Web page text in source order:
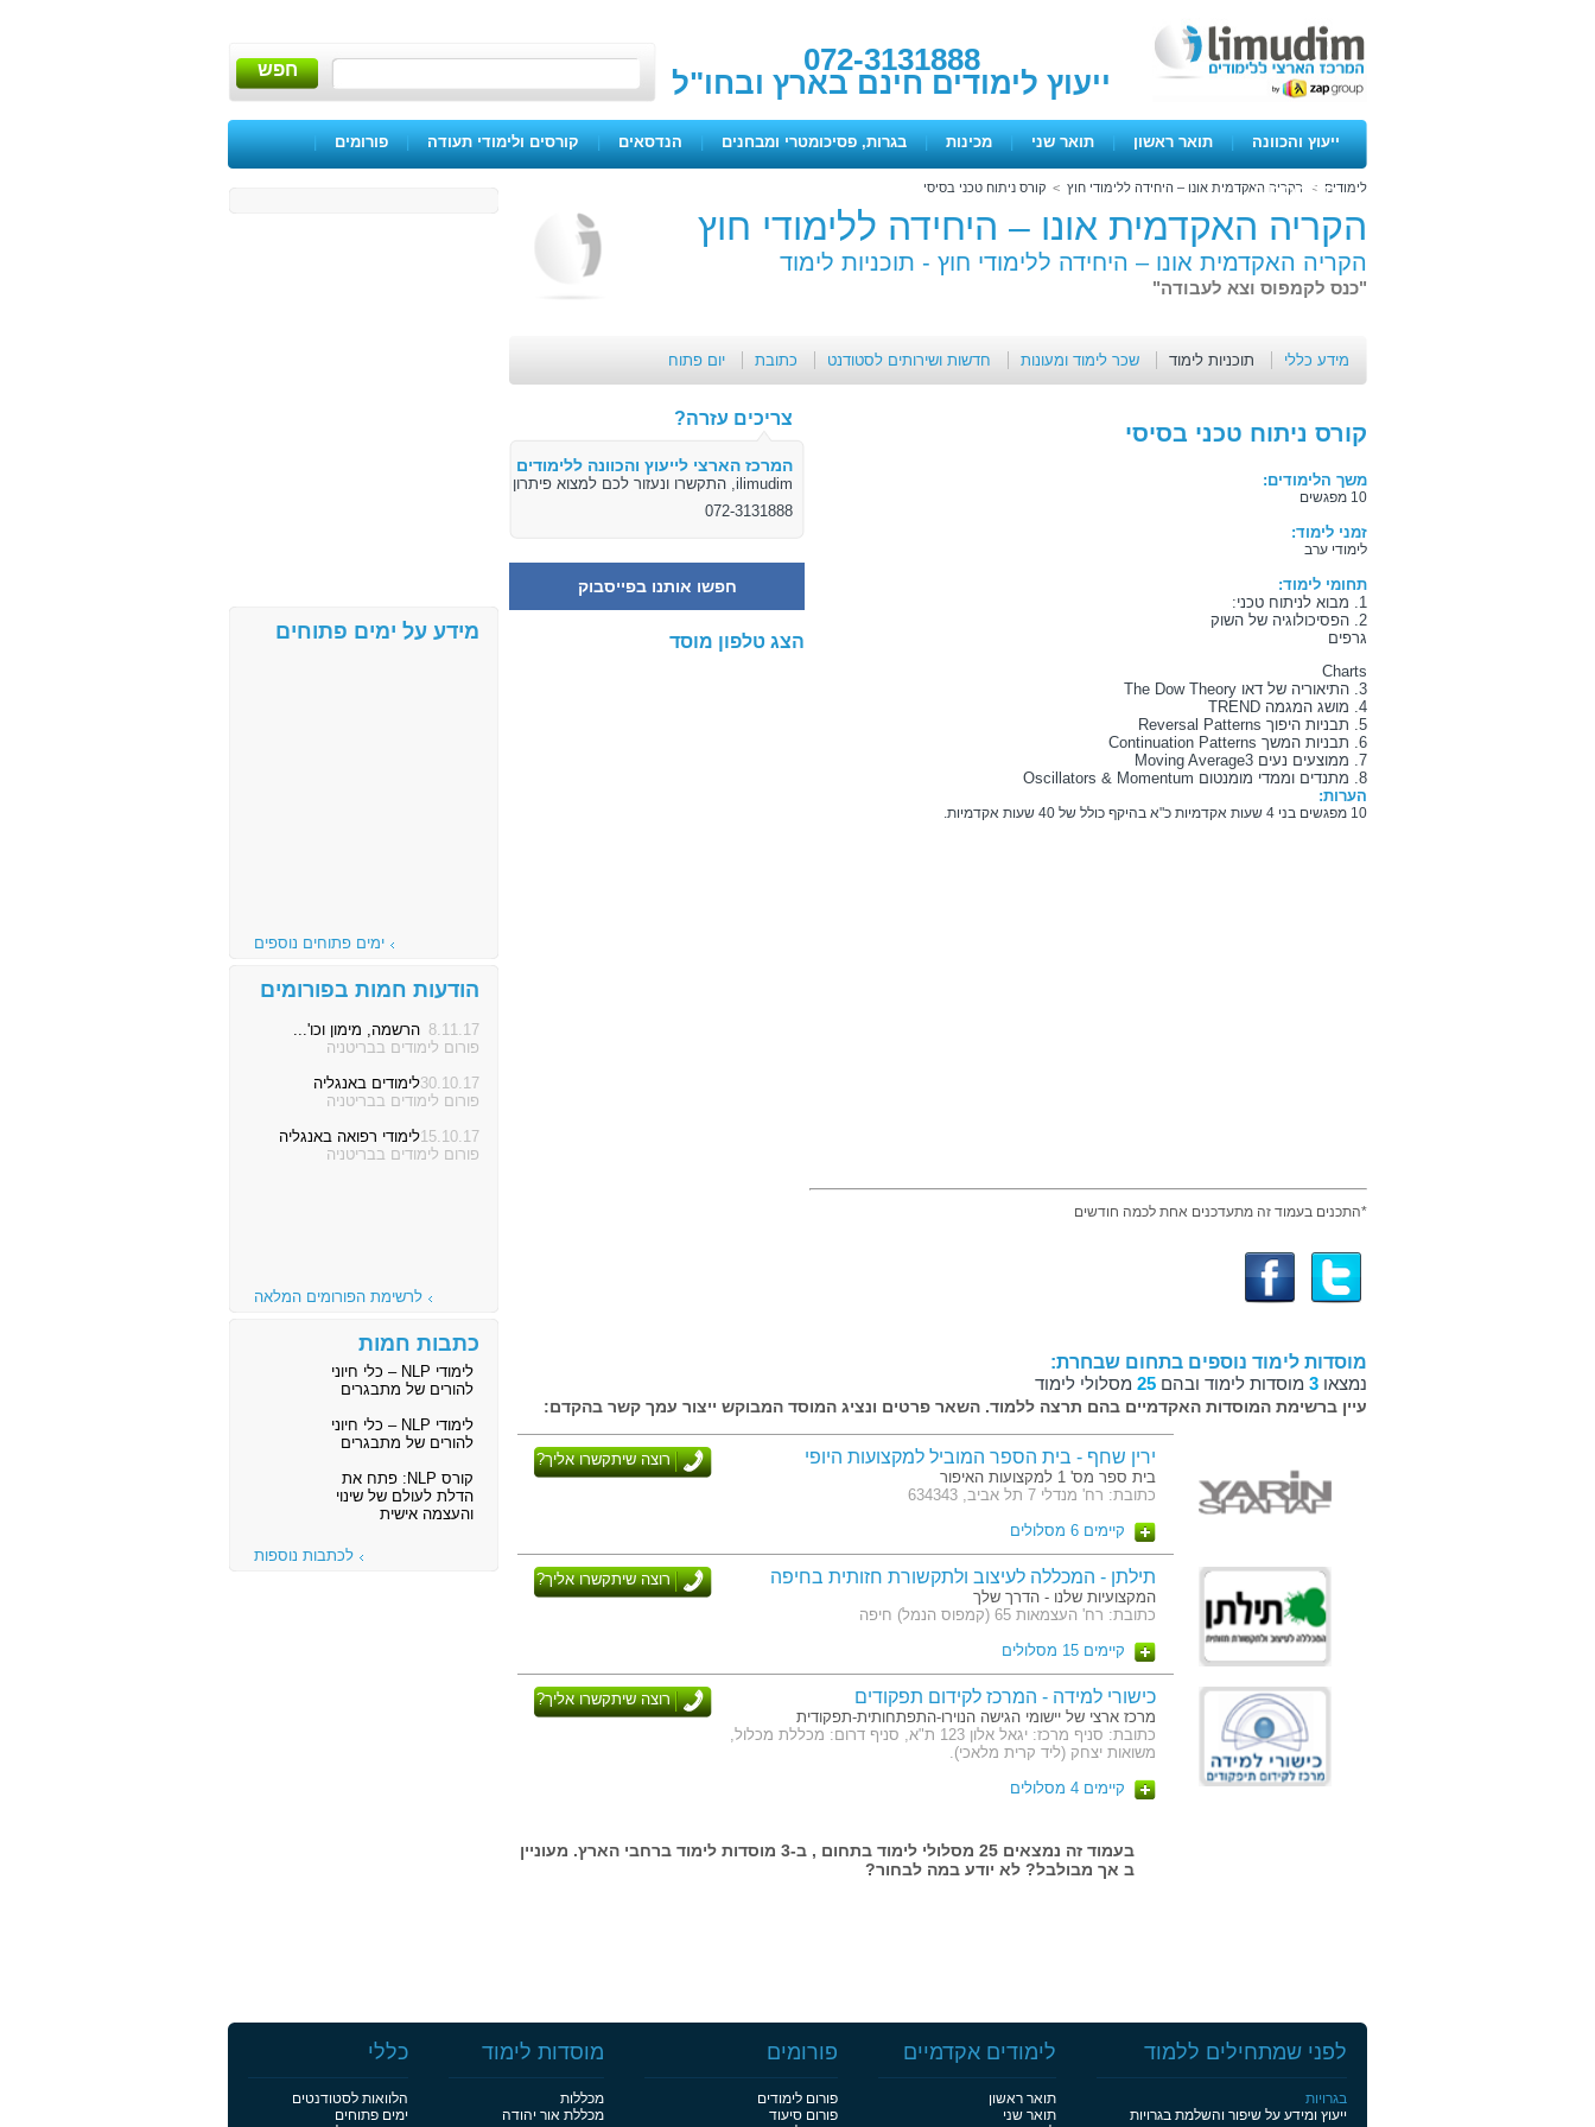
072-3131888
ייעוץ לימודים חינם בארץ ובחו"ל חפש
ייעוץ והכוונה | תואר ראשון | תואר שני | מכינות | בגרות, פסיכומטרי ומבחנים | הנדסאים | קורסים ולימודי תעודה | פורומים |
ימים פתוחיםלימודים > הקריה האקדמית אונו – היחידה ללימודי חוץ > קורס ניתוח טכני בסיסי
הקריה האקדמית אונו – היחידה ללימודי חוץ
הקריה האקדמית אונו – היחידה ללימודי חוץ - תוכניות לימוד
"כנס לקמפוס וצא לעבודה"
מידע כללי תוכניות לימוד שכר לימוד ומעונות חדשות ושירותים לסטודנט כתובת יום פתוח
צריכים עזרה?
המרכז הארצי לייעוץ והכוונה ללימודים
ilimudim, התקשרו ונעזור לכם למצוא פיתרון
072-3131888
חפשו אותנו בפייסבוק
הצג טלפון מוסד
קורס ניתוח טכני בסיסי
משך הלימודים:
10 מפגשים
זמני לימוד:
לימודי ערב
תחומי לימוד:
1. מבוא לניתוח טכני:
2. הפסיכולוגיה של השוק
גרפים
Charts
3. התיאוריה של דאו
The Dow Theory
4. מושג המגמה
TREND
5. תבניות היפוך
Reversal Patterns
6. תבניות המשך
Continuation Patterns
7. ממוצעים נעים
Moving Average3
8. מתנדים וממדי מומנטום
הערות:
10 מפגשים בני 4 שעות אקדמיות כ"א בהיקף כולל של 40 שעות אקדמיות.
*התכנים בעמוד זה מתעדכנים אחת לכמה חודשים
מוסדות לימוד נוספים בתחום שבחרת:
נמצאו 3 מוסדות לימוד ובהם 25 מסלולי לימוד
עיין ברשימת המוסדות האקדמיים בהם תרצה ללמוד. השאר פרטים ונציג המוסד המבוקש ייצור עמך קשר בהקדם:
ירין שחף - בית הספר המוביל למקצועות היופי
בית ספר מס' 1 למקצועות האיפור
כתובת: רח' מנדלי 7 תל אביב, 634343
רוצה שיתקשרו אליך?
קיימים 6 מסלולים
תילתן - המכללה לעיצוב ולתקשורת חזותית בחיפה
המקצועיות שלנו - הדרך שלך
כתובת: רח' העצמאות 65 (קמפוס הנמל) חיפה
רוצה שיתקשרו אליך?
קיימים 15 מסלולים
כישורי למידה - המרכז לקידום תפקודים
מרכז ארצי של יישומי הגישה הנוירו-התפתחותית-תפקודית
כתובת: סניף מרכז: יגאל אלון 123 ת"א, סניף דרום: מכללת מכלול,
משואות יצחק (ליד קרית מלאכי).
רוצה שיתקשרו אליך?
קיימים 4 מסלולים
בעמוד זה נמצאים 25 מסלולי לימוד בתחום , ב-3 מוסדות לימוד ברחבי הארץ. מעוניין
ב אך מבולבל? לא יודע במה לבחור?
מידע על ימים פתוחים
ימים פתוחים נוספים
הודעות חמות בפורומים
8.11.17 הרשמה, מימון וכו'...
פורום לימודים בבריטניה
30.10.17לימודים באנגליה
פורום לימודים בבריטניה
15.10.17לימודי רפואה באנגליה
פורום לימודים בבריטניה
לרשימת הפורומים המלאה
כתבות חמות
לימודי NLP – כלי חיוני
להורים של מתבגרים
לימודי NLP – כלי חיוני
להורים של מתבגרים
קורס NLP: פתח את
הדלת לעולם של שינוי
והעצמה אישית
לכתבות נוספות
לפני שמתחילים ללמוד
בגרויות
ייעוץ ומידע על שיפור והשלמת בגרויות
לימודים אקדמיים
תואר ראשון
תואר שני
פורומים
פורום לימודים
פורום סיעוד
מוסדות לימוד
מכללות
מכללת אור יהודה
כללי
הלוואות לסטודנטים
ימים פתוחים